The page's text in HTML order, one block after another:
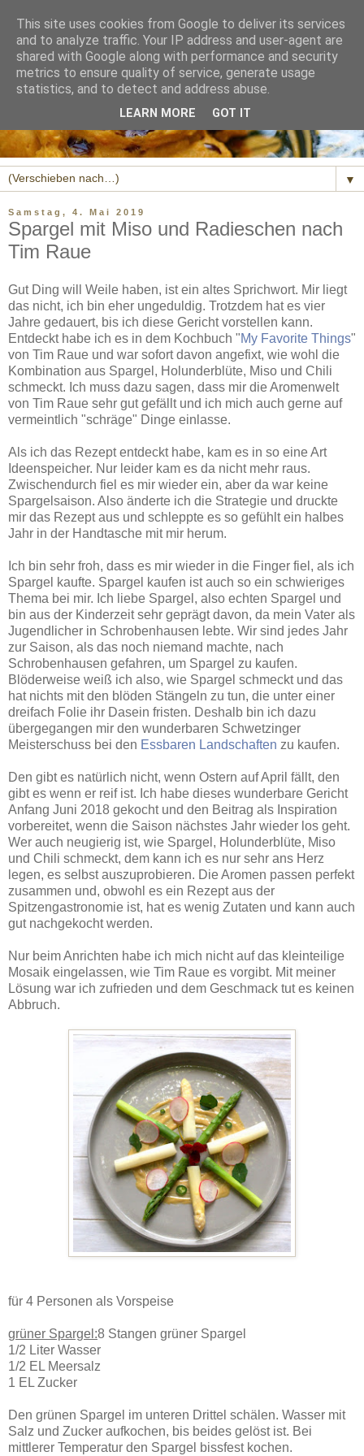
▼
Samstag, 4. Mai 2019
Spargel mit Miso und Radieschen nach
Tim Raue
Gut Ding will Weile haben, ist ein altes Sprichwort. Mir liegt
das nicht, ich bin eher ungeduldig. Trotzdem hat es vier
Jahre gedauert, bis ich diese Gericht vorstellen kann.
Entdeckt habe ich es in dem Kochbuch "My Favorite Things"
von Tim Raue und war sofort davon angefixt, wie wohl die
Kombination aus Spargel, Holunderblüte, Miso und Chili
schmeckt. Ich muss dazu sagen, dass mir die Aromenwelt
von Tim Raue sehr gut gefällt und ich mich auch gerne auf
vermeintlich "schräge" Dinge einlasse.
Als ich das Rezept entdeckt habe, kam es in so eine Art
Ideenspeicher. Nur leider kam es da nicht mehr raus.
Zwischendurch fiel es mir wieder ein, aber da war keine
Spargelsaison. Also änderte ich die Strategie und druckte
mir das Rezept aus und schleppte es so gefühlt ein halbes
Jahr in der Handtasche mit mir herum.
Ich bin sehr froh, dass es mir wieder in die Finger fiel, als ich
Spargel kaufte. Spargel kaufen ist auch so ein schwieriges
Thema bei mir. Ich liebe Spargel, also echten Spargel und
bin aus der Kinderzeit sehr geprägt davon, da mein Vater als
Jugendlicher in Schrobenhausen lebte. Wir sind jedes Jahr
zur Saison, als das noch niemand machte, nach
Schrobenhausen gefahren, um Spargel zu kaufen.
Blöderweise weiß ich also, wie Spargel schmeckt und das
hat nichts mit den blöden Stängeln zu tun, die unter einer
dreifach Folie ihr Dasein fristen. Deshalb bin ich dazu
übergegangen mir den wunderbaren Schwetzinger
Meisterschuss bei den Essbaren Landschaften zu kaufen.
Den gibt es natürlich nicht, wenn Ostern auf April fällt, den
gibt es wenn er reif ist. Ich habe dieses wunderbare Gericht
Anfang Juni 2018 gekocht und den Beitrag als Inspiration
vorbereitet, wenn die Saison nächstes Jahr wieder los geht.
Wer auch neugierig ist, wie Spargel, Holunderblüte, Miso
und Chili schmeckt, dem kann ich es nur sehr ans Herz
legen, es selbst auszuprobieren. Die Aromen passen perfekt
zusammen und, obwohl es ein Rezept aus der
Spitzengastronomie ist, hat es wenig Zutaten und kann auch
gut nachgekocht werden.
Nur beim Anrichten habe ich mich nicht auf das kleinteilige
Mosaik eingelassen, wie Tim Raue es vorgibt. Mit meiner
Lösung war ich zufrieden und dem Geschmack tut es keinen
Abbruch.
für 4 Personen als Vorspeise
grüner Spargel:8 Stangen grüner Spargel
1/2 Liter Wasser
1/2 EL Meersalz
1 EL Zucker
Den grünen Spargel im unteren Drittel schälen. Wasser mit
Salz und Zucker aufkochen, bis beides gelöst ist. Bei
mittlerer Temperatur den Spargel bissfest kochen.
This site uses cookies from Google to deliver its services
and to analyze traffic. Your IP address and user-agent are
shared with Google along with performance and security
metrics to ensure quality of service, generate usage
statistics, and to detect and address abuse.
LEARN MORE GOT IT